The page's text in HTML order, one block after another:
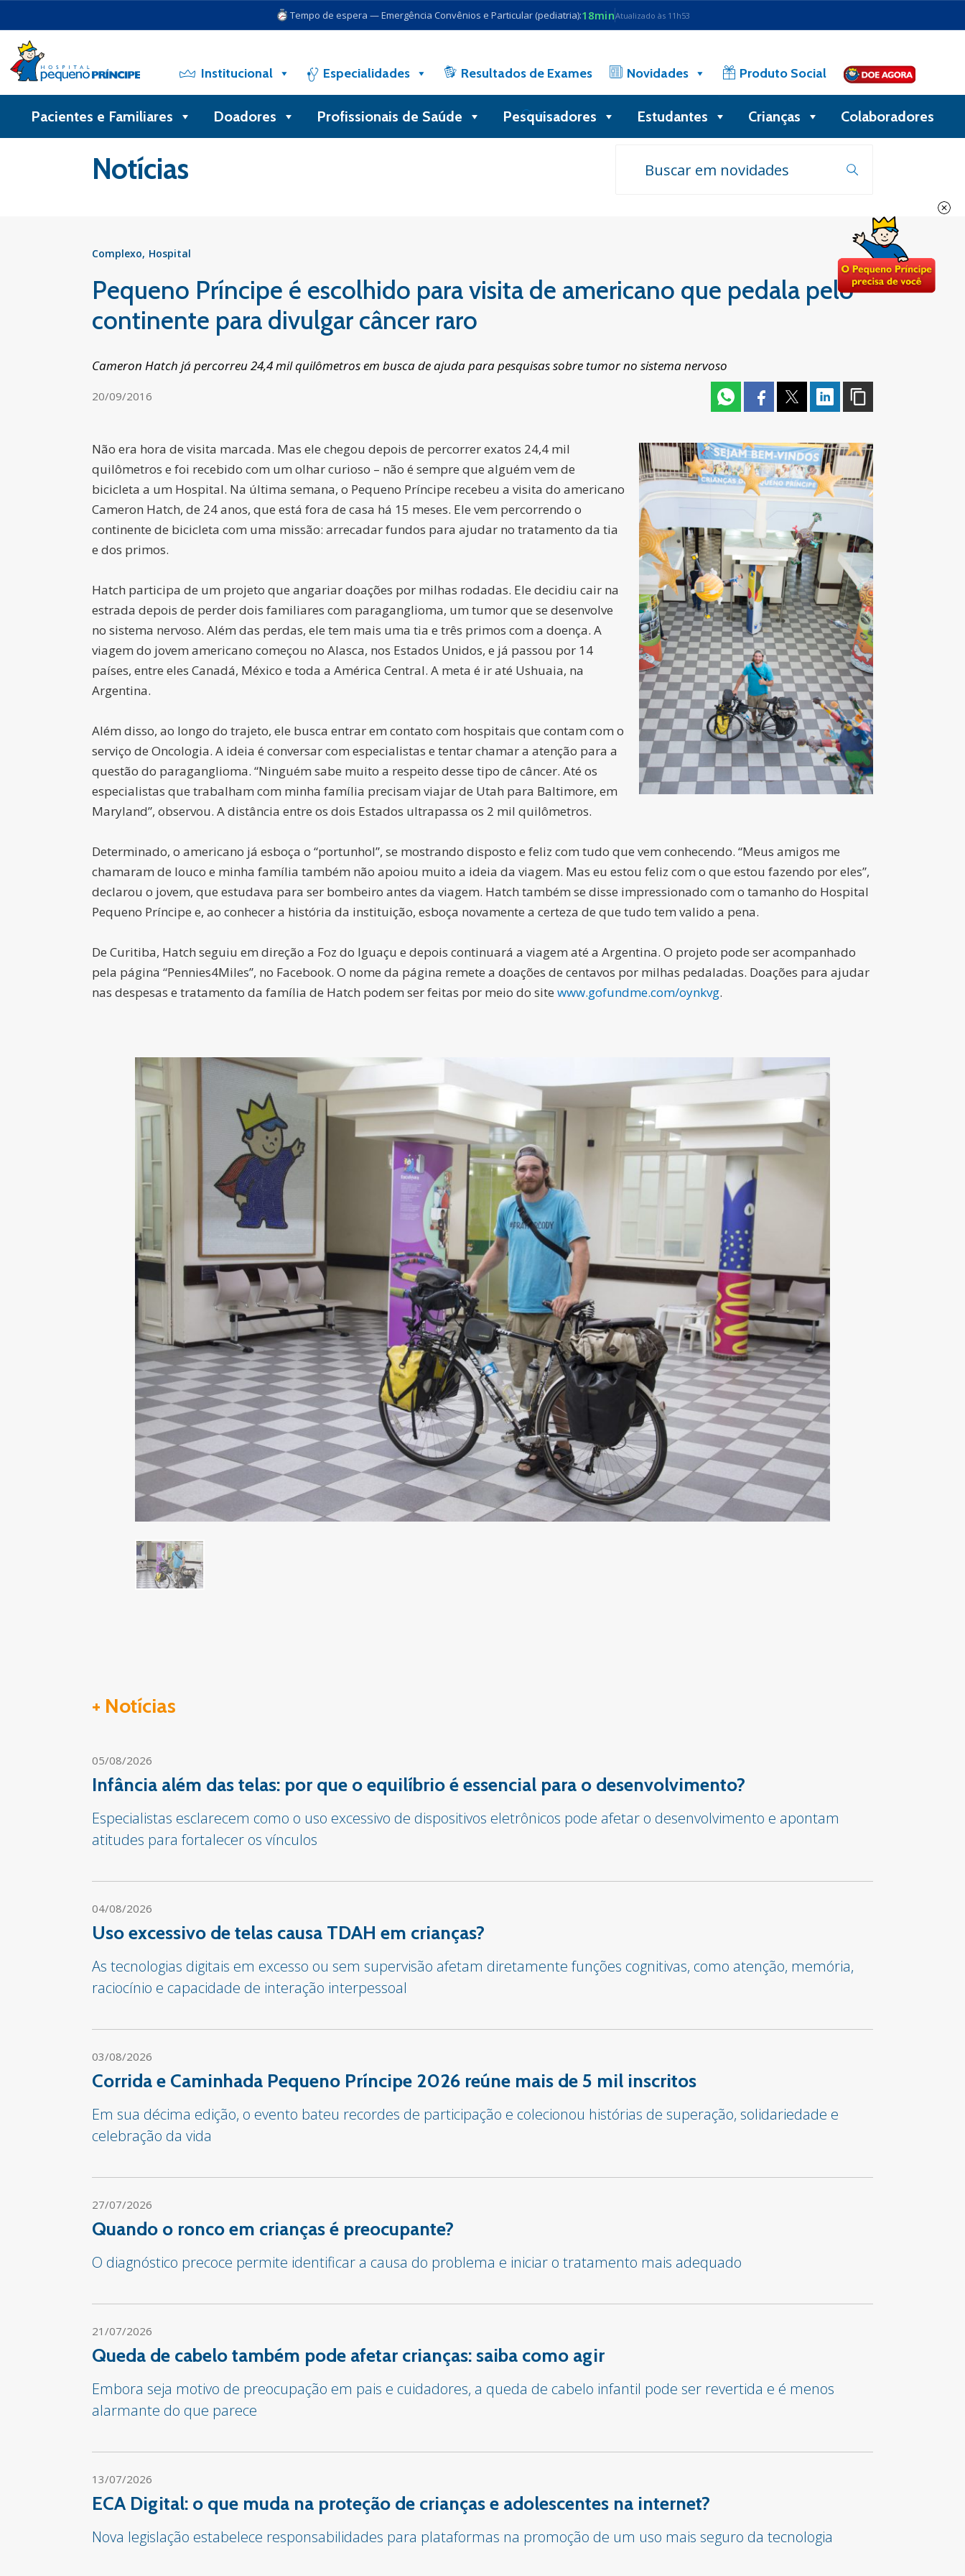
Tempo de espera — Emergência Convênios e Particular (pediatria):18minAtualizado às 11h53
Institucional Especialidades Resultados de Exames Novidades Produto Social
Busca
Pacientes e Familiares Doadores Profissionais de Saúde Pesquisadores Estudantes Crianças Colaboradores
Notícias
Complexo Hospital
Pequeno Príncipe é escolhido para visita de americano que pedala pelo
continente para divulgar câncer raro
Cameron Hatch já percorreu 24,4 mil quilômetros em busca de ajuda para pesquisas sobre tumor no sistema nervoso
20/09/2016
Não era hora de visita marcada. Mas ele chegou depois de percorrer exatos 24,4 mil
quilômetros e foi recebido com um olhar curioso – não é sempre que alguém vem de
bicicleta a um Hospital. Na última semana, o Pequeno Príncipe recebeu a visita do americano
Cameron Hatch, de 24 anos, que está fora de casa há 15 meses. Ele vem percorrendo o
continente de bicicleta com uma missão: arrecadar fundos para ajudar no tratamento da tia
e dos primos.
Hatch participa de um projeto que angariar doações por milhas rodadas. Ele decidiu cair na
estrada depois de perder dois familiares com paraganglioma, um tumor que se desenvolve
no sistema nervoso. Além das perdas, ele tem mais uma tia e três primos com a doença. A
viagem do jovem americano começou no Alasca, nos Estados Unidos, e já passou por 14
países, entre eles Canadá, México e toda a América Central. A meta é ir até Ushuaia, na
Argentina.
Além disso, ao longo do trajeto, ele busca entrar em contato com hospitais que contam com o
serviço de Oncologia. A ideia é conversar com especialistas e tentar chamar a atenção para a
questão do paraganglioma. “Ninguém sabe muito a respeito desse tipo de câncer. Até os
especialistas que trabalham com minha família precisam viajar de Utah para Baltimore, em
Maryland”, observou. A distância entre os dois Estados ultrapassa os 2 mil quilômetros.
Determinado, o americano já esboça o “portunhol”, se mostrando disposto e feliz com tudo que vem conhecendo. “Meus amigos me
chamaram de louco e minha família também não apoiou muito a ideia da viagem. Mas eu estou feliz com o que estou fazendo por eles”,
declarou o jovem, que estudava para ser bombeiro antes da viagem. Hatch também se disse impressionado com o tamanho do Hospital
Pequeno Príncipe e, ao conhecer a história da instituição, esboça novamente a certeza de que tudo tem valido a pena.
De Curitiba, Hatch seguiu em direção a Foz do Iguaçu e depois continuará a viagem até a Argentina. O projeto pode ser acompanhado
pela página “Pennies4Miles”, no Facebook. O nome da página remete a doações de centavos por milhas pedaladas. Doações para ajudar
nas despesas e tratamento da família de Hatch podem ser feitas por meio do site www.gofundme.com/oynkvg.
+ Notícias
05/08/2026
Infância além das telas: por que o equilíbrio é essencial para o desenvolvimento?
Especialistas esclarecem como o uso excessivo de dispositivos eletrônicos pode afetar o desenvolvimento e apontam
atitudes para fortalecer os vínculos
04/08/2026
Uso excessivo de telas causa TDAH em crianças?
As tecnologias digitais em excesso ou sem supervisão afetam diretamente funções cognitivas, como atenção, memória,
raciocínio e capacidade de interação interpessoal
03/08/2026
Corrida e Caminhada Pequeno Príncipe 2026 reúne mais de 5 mil inscritos
Em sua décima edição, o evento bateu recordes de participação e colecionou histórias de superação, solidariedade e
celebração da vida
27/07/2026
Quando o ronco em crianças é preocupante?
O diagnóstico precoce permite identificar a causa do problema e iniciar o tratamento mais adequado
21/07/2026
Queda de cabelo também pode afetar crianças: saiba como agir
Embora seja motivo de preocupação em pais e cuidadores, a queda de cabelo infantil pode ser revertida e é menos
alarmante do que parece
13/07/2026
ECA Digital: o que muda na proteção de crianças e adolescentes na internet?
Nova legislação estabelece responsabilidades para plataformas na promoção de um uso mais seguro da tecnologia